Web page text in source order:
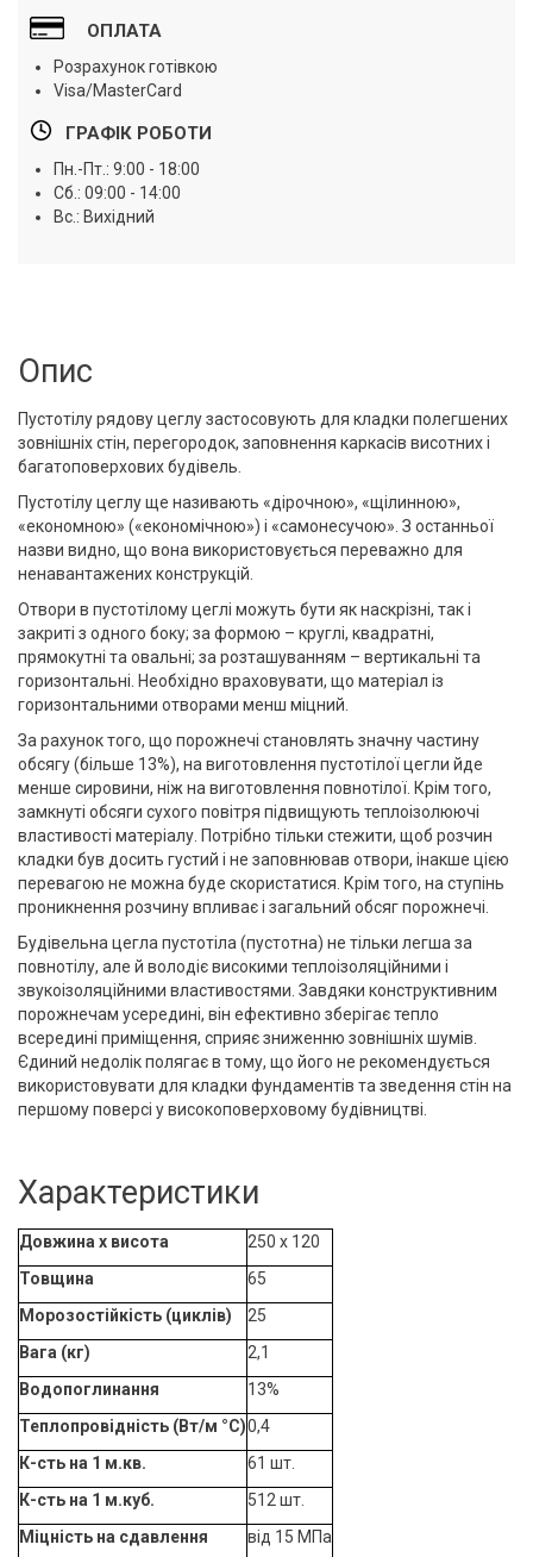
ОПЛАТА
Розрахунок готівкою
Visa/MasterCard
ГРАФІК РОБОТИ
Пн.-Пт.: 9:00 - 18:00
Сб.: 09:00 - 14:00
Вс.: Вихідний
Опис
Пустотілу рядову цеглузастосовують для кладки полегшених
зовнішніх стін, перегородок, заповнення каркасів висотних і
багатоповерхових будівель.
Пустотілу цеглу ще називають «дірочною», «щілинною»,
«економною» («економічною») і «самонесучою». З останньої
назви видно, що вона використовується переважно для
ненавантажених конструкцій.
Отвори в пустотілому цеглі можуть бути як наскрізні, так і
закриті з одного боку; за формою – круглі, квадратні,
прямокутні та овальні; за розташуванням – вертикальні та
горизонтальні. Необхідно враховувати, що матеріал із
горизонтальними отворами менш міцний.
За рахунок того, що порожнечі становлять значну частину
обсягу (більше 13%), на виготовлення пустотілої цегли йде
менше сировини, ніж на виготовлення повнотілої. Крім того,
замкнуті обсяги сухого повітря підвищують теплоізолюючі
властивості матеріалу. Потрібно тільки стежити, щоб розчин
кладки був досить густий і не заповнював отвори, інакше цією
перевагою не можна буде скористатися. Крім того, на ступінь
проникнення розчину впливає і загальний обсяг порожнечі.
Будівельна цегла пустотіла (пустотна) не тільки легша за
повнотілу, але й володіє високими теплоізоляційними і
звукоізоляційними властивостями. Завдяки конструктивним
порожнечам усередині, він ефективно зберігає тепло
всередині приміщення, сприяє зниженню зовнішніх шумів.
Єдиний недолік полягає в тому, що його не рекомендується
використовувати для кладки фундаментів та зведення стін на
першому поверсі у високоповерховому будівництві.
Характеристики
Довжина x висота
250 x 120
Товщина
65
Морозостійкість (циклів)
25
Вага (кг)
2,1
Водопоглинання
13%
Теплопровідність (Вт/м °С)0,4
К-сть на 1 м.кв.
61 шт.
К-сть на 1 м.куб.
512 шт.
Міцність на сдавлення
від 15 МПа